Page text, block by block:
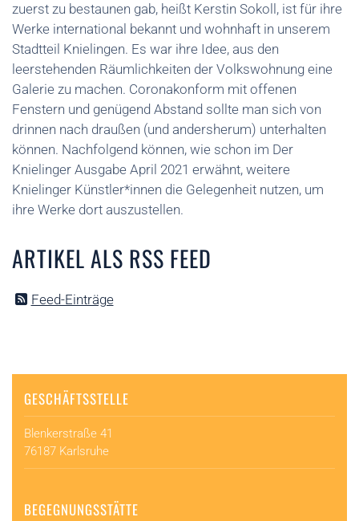
zuerst zu bestaunen gab, heißt Kerstin Sokoll, ist für ihre
Werke international bekannt und wohnhaft in unserem
Stadtteil Knielingen. Es war ihre Idee, aus den
leerstehenden Räumlichkeiten der Volkswohnung eine
Galerie zu machen. Coronakonform mit offenen
Fenstern und genügend Abstand sollte man sich von
drinnen nach draußen (und andersherum) unterhalten
können. Nachfolgend können, wie schon im Der
Knielinger Ausgabe April 2021 erwähnt, weitere
Knielinger Künstler*innen die Gelegenheit nutzen, um
ihre Werke dort auszustellen.
ARTIKEL ALS RSS FEED
Feed-Einträge
GESCHÄFTSSTELLE
Blenkerstraße 41
76187 Karlsruhe
BEGEGNUNGSSTÄTTE